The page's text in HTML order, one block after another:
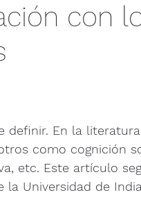
con
definir. En la
como cognición
etc. Este artículo
la Universidad de